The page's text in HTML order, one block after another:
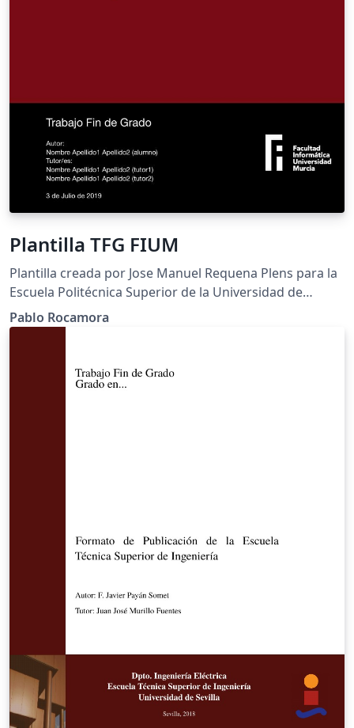
Plantilla TFG FIUM
Plantilla creada por Jose Manuel Requena Plens para la
Escuela Politécnica Superior de la Universidad de
Alicante y modificada por Pablo Rocamora para la
Universidad de Murcia
Pablo Rocamora